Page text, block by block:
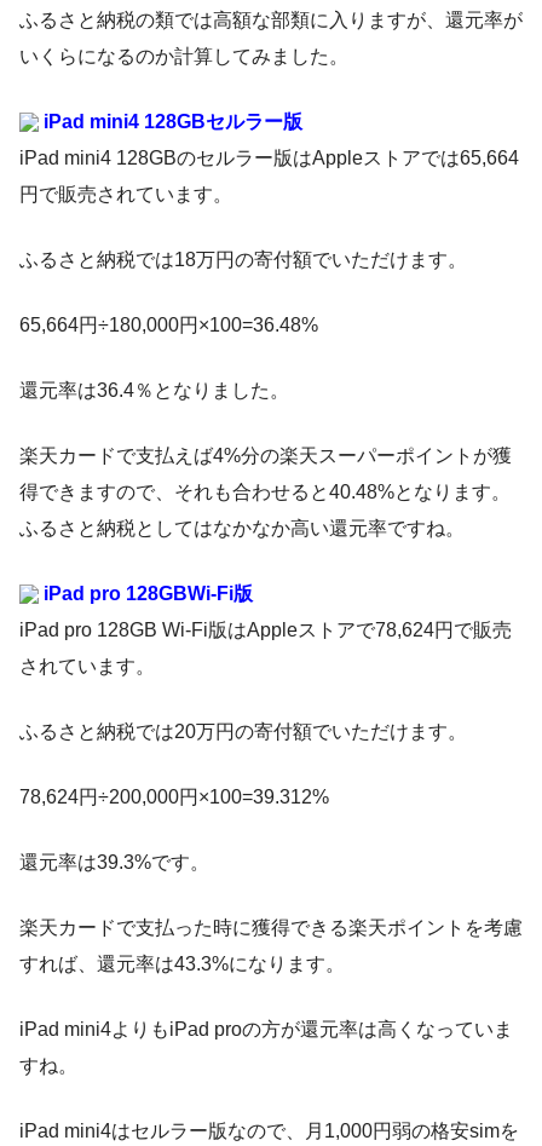
ふるさと納税の類では高額な部類に入りますが、還元率が
いくらになるのか計算してみました。
iPad mini4 128GBセルラー版
iPad mini4 128GBのセルラー版はAppleストアでは65,664
円で販売されています。
ふるさと納税では18万円の寄付額でいただけます。
65,664円÷180,000円×100=36.48%
還元率は36.4％となりました。
楽天カードで支払えば4%分の楽天スーパーポイントが獲
得できますので、それも合わせると40.48%となります。
ふるさと納税としてはなかなか高い還元率ですね。
iPad pro 128GBWi-Fi版
iPad pro 128GB Wi-Fi版はAppleストアで78,624円で販売
されています。
ふるさと納税では20万円の寄付額でいただけます。
78,624円÷200,000円×100=39.312%
還元率は39.3%です。
楽天カードで支払った時に獲得できる楽天ポイントを考慮
すれば、還元率は43.3%になります。
iPad mini4よりもiPad proの方が還元率は高くなっていま
すね。
iPad mini4はセルラー版なので、月1,000円弱の格安simを